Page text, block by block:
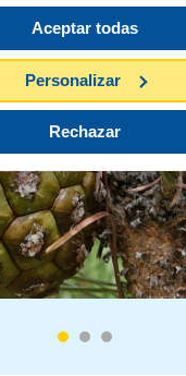
Aceptar todas
Personalizar
Rechazar